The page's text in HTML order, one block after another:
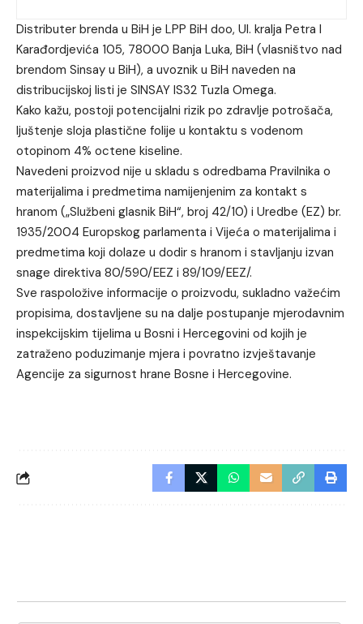
Distributer brenda u BiH je LPP BiH doo, Ul. kralja Petra I
Karađordjevića 105, 78000 Banja Luka, BiH (vlasništvo nad
brendom Sinsay u BiH), a uvoznik u BiH naveden na
distribucijskoj listi je SINSAY IS32 Tuzla Omega.
Kako kažu, postoji potencijalni rizik po zdravlje potrošača,
ljuštenje sloja plastične folije u kontaktu s vodenom
otopinom 4% octene kiseline.
Navedeni proizvod nije u skladu s odredbama Pravilnika o
materijalima i predmetima namijenjenim za kontakt s
hranom („Službeni glasnik BiH“, broj 42/10) i Uredbe (EZ) br.
1935/2004 Europskog parlamenta i Vijeća o materijalima i
predmetima koji dolaze u dodir s hranom i stavljanju izvan
snage direktiva 80/590/EEZ i 89/109/EEZ/.
Sve raspoložive informacije o proizvodu, sukladno važećim
propisima, dostavljene su na dalje postupanje mjerodavnim
inspekcijskim tijelima u Bosni i Hercegovini od kojih je
zatraženo poduzimanje mjera i povratno izvještavanje
Agencije za sigurnost hrane Bosne i Hercegovine.